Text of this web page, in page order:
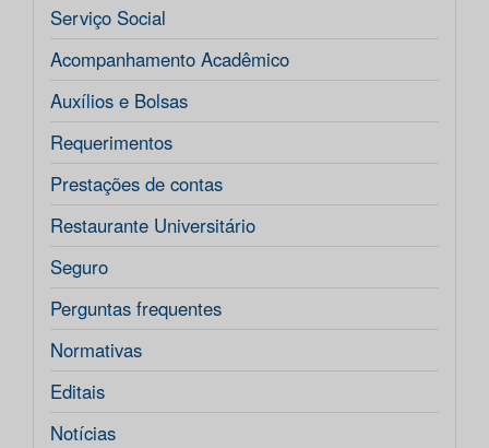
Serviço Social
Acompanhamento Acadêmico
Auxílios e Bolsas
Requerimentos
Prestações de contas
Restaurante Universitário
Seguro
Perguntas frequentes
Normativas
Editais
Notícias